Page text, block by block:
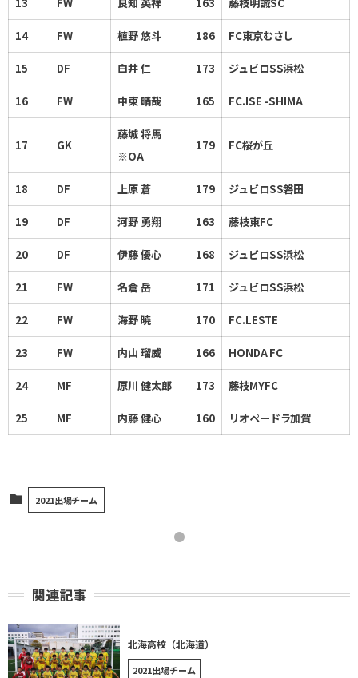
14 FW 植野 悠斗 186 FC東京むさし
15 DF 白井 仁 173 ジュビロSS浜松
16 FW 中東 晴哉 165 FC.ISE -SHIMA
17 GK
藤城 将馬
※OA
179 FC桜が丘
18 DF 上原 蒼 179 ジュビロSS磐田
19 DF 河野 勇翔 163 藤枝東FC
20 DF 伊藤 優心 168 ジュビロSS浜松
21 FW 名倉 岳 171 ジュビロSS浜松
22 FW 海野 暁 170 FC.LESTE
23 FW 内山 瑠威 166 HONDA FC
24 MF 原川 健太郎 173 藤枝MYFC
25 MF 内藤 健心 160 リオペードラ加賀
2021出場チーム
関連記事
北海高校（北海道）
2021出場チーム